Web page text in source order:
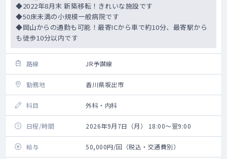
◆2022年8月末 新築移転！きれいな施設です
◆50床未満の小規模一般病院です
◆岡山からの通勤も可能！最寄ICから車で約10分、最寄駅から
も徒歩10分以内です
路線 JR予讃線
勤務地 香川県坂出市
科目 外科・内科
日程/時間 2026年9月7日（月） 18:00～翌9:00
給与 50,000円/回（税込・交通費別）